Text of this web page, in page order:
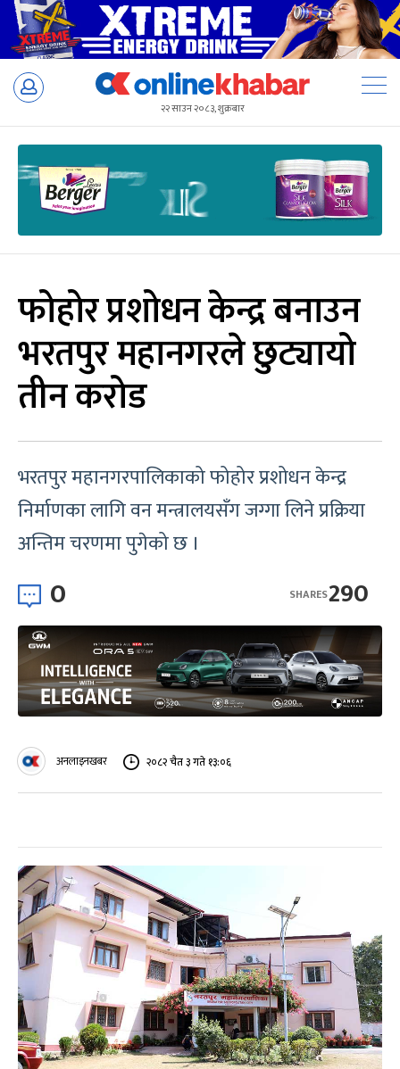
Skip
२२ साउन २०८३, शुक्रबार
फोहोर प्रशोधन केन्द्र बनाउन
भरतपुर महानगरले छुट्यायो
तीन करोड
भरतपुर महानगरपालिकाको फोहोर प्रशोधन केन्द्र
निर्माणका लागि वन मन्त्रालयसँग जग्गा लिने प्रक्रिया
अन्तिम चरणमा पुगेको छ ।
0 290
SHARES
अनलाइनखबर २०८२ चैत ३ गते १३:०६